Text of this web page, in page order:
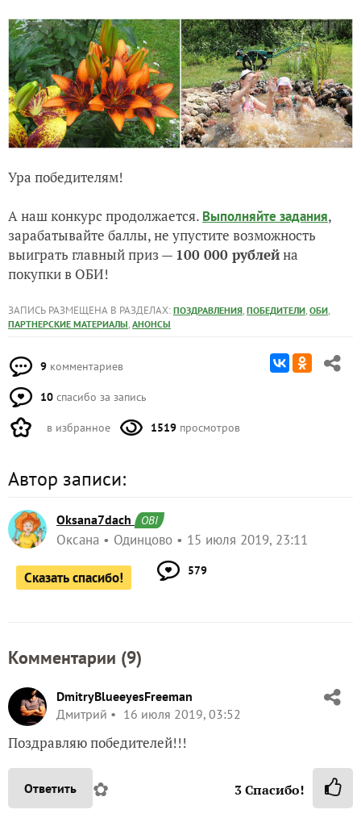
Ура победителям!
А наш конкурс продолжается. Выполняйте задания,
зарабатывайте баллы, не упустите возможность
выиграть главный приз — 100 000 рублейна
покупки в ОБИ!
ЗАПИСЬ РАЗМЕЩЕНА В РАЗДЕЛАХ: ПОЗДРАВЛЕНИЯ, ПОБЕДИТЕЛИ, ОБИ,
ПАРТНЕРСКИЕ МАТЕРИАЛЫ, АНОНСЫ
9 комментариев
10 спасибо за запись
в избранное 1519 просмотров
Автор записи:
Oksana7dach OBI
Оксана Одинцово 15 июля 2019, 23:11
Сказать спасибо! 579
Комментарии (9)
DmitryBlueeyesFreeman
Дмитрий
16 июля 2019, 03:52
Поздравляю победителей!!!
Ответить ✿ 3Спасибо!